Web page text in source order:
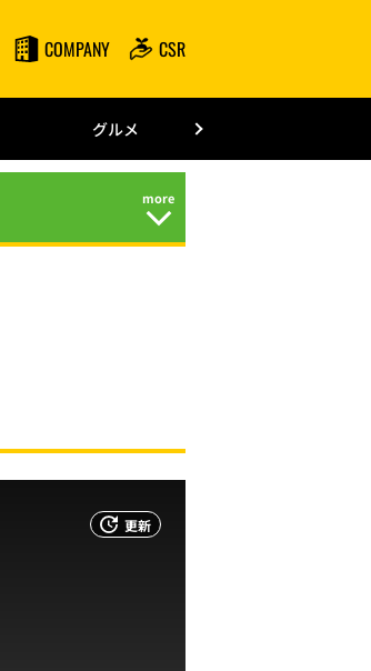
COMPANY CSR
グルメ
更新